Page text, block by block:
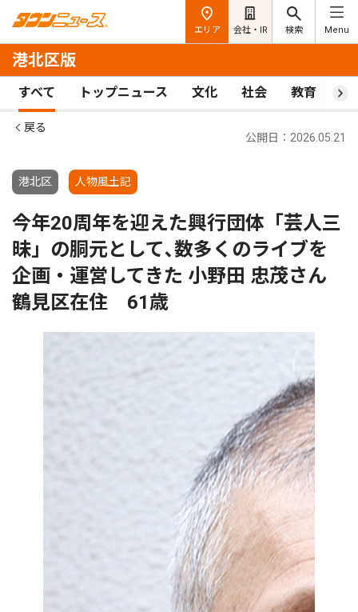
エリア 会社・IR 検索 Menu
港北区版
すべて トップニュース 文化 社会 教育 ス
戻る
港北区 人物風土記
公開日：2026.05.21
今年20周年を迎えた興行団体「芸人三
昧」の胴元として､数多くのライブを
企画・運営してきた 小野田 忠茂さん
鶴見区在住 61歳